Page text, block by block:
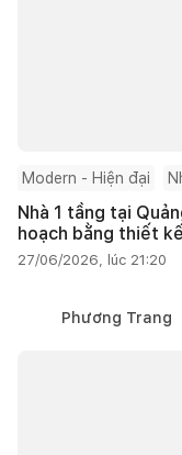
Modern - Hiện đại
Nhà 1 tầng tại
hoạch bằng thiết
27/06/2026, lúc 21:20
Phương Trang